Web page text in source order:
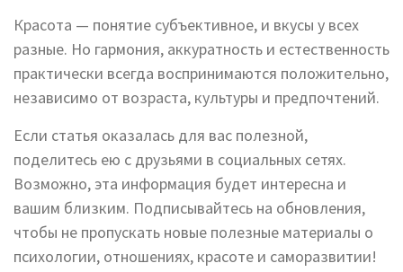
Красота — понятие субъективное, и вкусы у всех
разные. Но гармония, аккуратность и естественность
практически всегда воспринимаются положительно,
независимо от возраста, культуры и предпочтений.
Если статья оказалась для вас полезной,
поделитесь ею с друзьями в социальных сетях.
Возможно, эта информация будет интересна и
вашим близким. Подписывайтесь на обновления,
чтобы не пропускать новые полезные материалы о
психологии, отношениях, красоте и саморазвитии!